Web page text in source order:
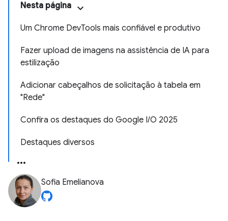
Nesta página
Um Chrome DevTools mais confiável e produtivo
Fazer upload de imagens na assistência de IA para
estilização
Adicionar cabeçalhos de solicitação à tabela em
"Rede"
Confira os destaques do Google I/O 2025
Destaques diversos
Sofia Emelianova